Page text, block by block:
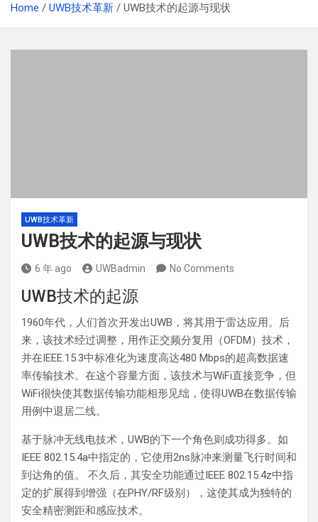
Home UWB技术革新 UWB技术的起源与现状
UWB技术革新
UWB技术的起源与现状
6 年 ago UWBadmin No Comments
UWB技术的起源
1960年代，人们首次开发出UWB，将其用于雷达应用。后
来，该技术经过调整，用作正交频分复用（OFDM）技术，
并在IEEE.15.3中标准化为速度高达480 Mbps的超高数据速
率传输技术。在这个容量方面，该技术与WiFi直接竞争，但
WiFi很快使其数据传输功能相形见绌，使得UWB在数据传输
用例中退居二线。
基于脉冲无线电技术，UWB的下一个角色则成功得多。如
IEEE 802.15.4a中指定的，它使用2ns脉冲来测量飞行时间和
到达角的值。 不久后，其安全功能通过IEEE 802.15.4z中指
定的扩展得到增强（在PHY/RF级别），这使其成为独特的
安全精密测距和感应技术。